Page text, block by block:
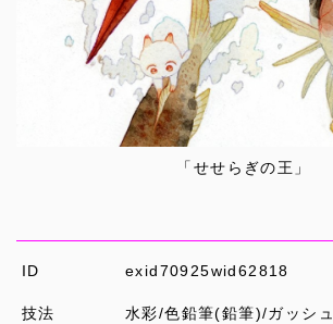
「せせらぎの王」
ID exid70925wid62818
技法 水彩/色鉛筆(鉛筆)/ガッシュ